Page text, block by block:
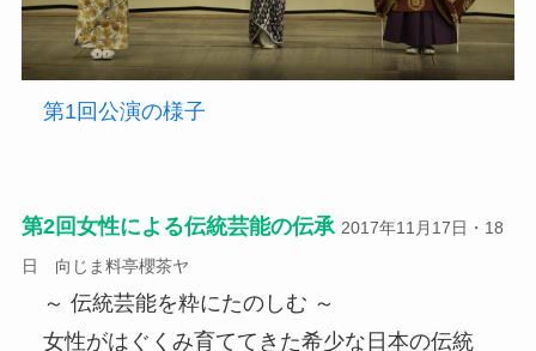
第1回公演の様子
第2回女性による伝統芸能の伝承 2017年11月17日・18
日 向じま料亭櫻茶ヤ
～ 伝統芸能を粋にたのしむ ～
女性がはぐくみ育ててきた希少な日本の伝統